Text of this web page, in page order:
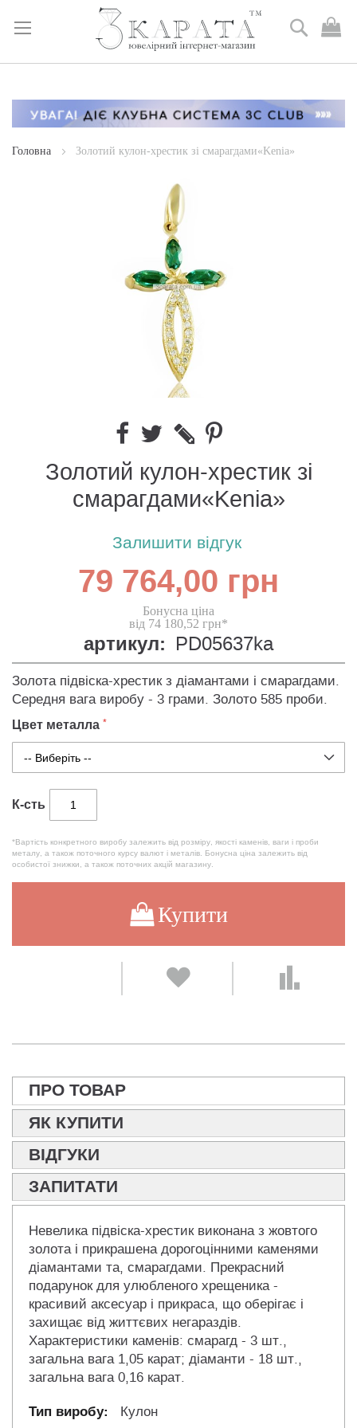
Skip
Content
Пошук
Головна Золотий кулон-хрестик зі смарагдами«Kenia»
Золотий кулон-хрестик зі
смарагдами«Kenia»
Залишити відгук
79 764,00 грн
Бонусна ціна
від 74 180,52 грн*
артикул: PD05637ka
Золота підвіска-хрестик з діамантами і смарагдами.
Середня вага виробу - 3 грами. Золото 585 проби.
Цвет металла
К-сть
*Вартість конкретного виробу залежить від розміру, якості каменів, ваги і проби
металу, а також поточного курсу валют і металів. Бонусна ціна залежить від
особистої знижки, а також поточних акцій магазину.
Купити
ПРО ТОВАР
ЯК КУПИТИ
ВІДГУКИ
ЗАПИТАТИ
Невелика підвіска-хрестик виконана з жовтого
золота і прикрашена дорогоцінними каменями
діамантами та, смарагдами. Прекрасний
подарунок для улюбленого хрещеника -
красивий аксесуар і прикраса, що оберігає і
захищає від життєвих негараздів.
Характеристики каменів: смарагд - 3 шт.,
загальна вага 1,05 карат; діаманти - 18 шт.,
загальна вага 0,16 карат.
Кулон